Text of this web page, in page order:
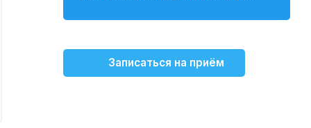
Записаться на приём